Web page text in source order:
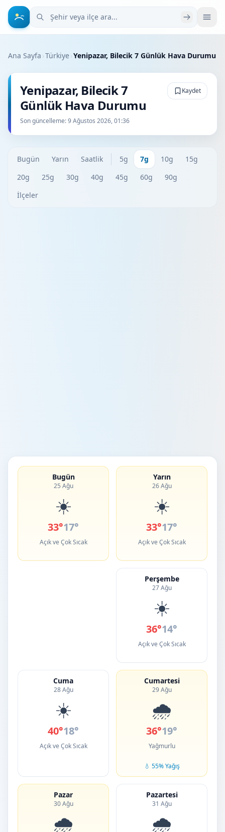
Şehir veya ilçe ara
Ana Sayfa ›Türkiye›Yenipazar, Bilecik 7 Günlük Hava Durumu
Yenipazar, Bilecik 7
Günlük Hava Durumu
Son güncelleme:9 Ağustos 2026, 01:36
Kaydet
Bugün Yarın Saatlik 5g 7g 10g
15g
20g
25g 30g 40g 45g 60g
90g
İlçeler
Bugün
25 Ağu
☀️
33°17°
Açık ve Çok Sıcak
Yarın
26 Ağu
☀️
33°17°
Açık ve Çok Sıcak
Perşembe
27 Ağu
☀️
36°14°
Açık ve Çok Sıcak
Cuma
28 Ağu
☀️
40°18°
Açık ve Çok Sıcak
Cumartesi
29 Ağu
🌧️
36°19°
Yağmurlu
💧 55% Yağış
Pazar
30 Ağu
🌧️
Pazartesi
31 Ağu
🌧️